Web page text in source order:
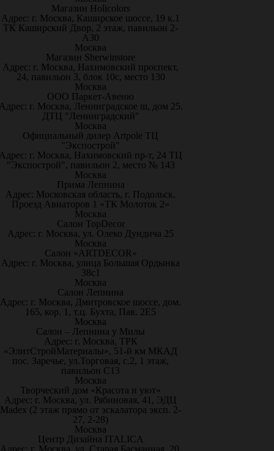
Магазин Holicolors
Адрес: г. Москва, Каширское шоссе, 19 к.1
ТК Каширский Двор, 2 этаж, павильон 2-
А30
Москва
Магазин Sherwinstore
Адрес: г. Москва, Нахимовский проспект,
24, павильон 3, блок 10с, место 130
Москва
ООО Паркет-Авeню
г. Москва, Ленинградское ш, дом 25.
ДТЦ "Ленинградский"
Москва
Официальный дилер Artpole ТЦ
"Экспострой"
г. Москва, Нахимовский пр-т, 24 ТЦ
"Экспострой", павильон 2, место № 143
Москва
Прима Лепнина
Адрес: Московская область, г. Подольск,
Проезд Авиаторов 1 «ТК Молоток 2»
Москва
Салон TopDecor
Адрес: г. Москва, ул. Олеко Дундича 25
Москва
Салон «ARTDECOR»
Адрес: г. Москва, улица Большая Ордынка
38с1
Москва
Салон Лепнина
Адрес: г. Москва, Дмитровское шоссе, дом.
165, кор. 1, т.ц. Бухта, Пав. 2Е5
Москва
Салон – Лепнина у Милы
Адрес: г. Москва, ТРК
«ЭлитСтройМатериалы», 51-й км МКАД
пос. Заречье, ул.Торговая, с.2, 1 этаж,
павильон С13
Москва
Творческий дом «Красота и уют»
Адрес: г. Москва, ул. Рябиновая, 41, ЭДЦ
Madex (2 этаж прямо от эскалатора эксп. 2-
27, 2-28)
Москва
Центр Дизайна ITALICA
Адрес: г. Москва, ул. Старая Басманная, 20,